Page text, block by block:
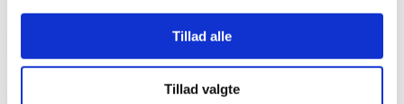
Tillad alle
Tillad valgte
Bestil tid i Ebeltoft Tandlægeklinik : Tlf: 86 34 25 52
E-mail:
Skelhøjevej 2 – 8400 Ebeltoft
Bestil tid i Rønde Tandlægeklinik: Tlf: 86 37 11 01
info@roendetand.dk
Gartnervangen 1 – 8410 Rønde